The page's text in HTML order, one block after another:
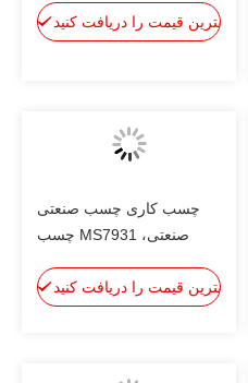
بهترین قیمت را دریافت کنید
چسب کاری چسب صنعتی
صنعتی، MS7931 چسب
بهترین قیمت را دریافت کنید